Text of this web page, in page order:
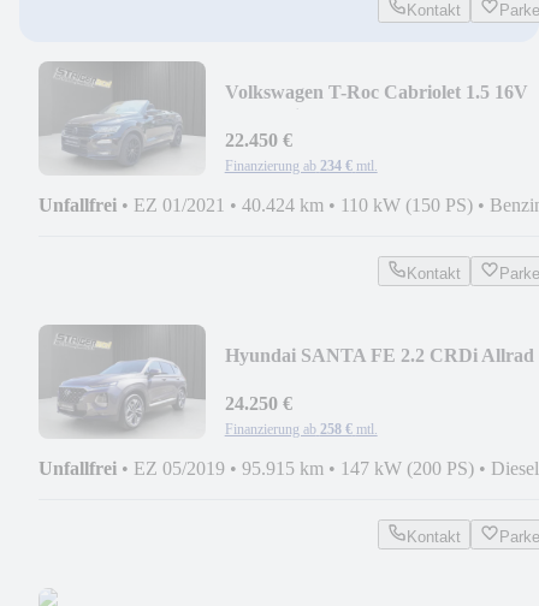
Kontakt
Volkswagen T-Roc Cabriolet 1.5 16V
22.450 €
Finanzierung ab 234 € mtl.
Unfallfrei • EZ 01/2021 • 40.424 km • 110 kW (150 PS) •
Kontakt
Hyundai SANTA FE 2.2 CRDi Allrad
24.250 €
Finanzierung ab 258 € mtl.
Unfallfrei • EZ 05/2019 • 95.915 km • 147 kW (200 PS) • Diesel
Kontakt